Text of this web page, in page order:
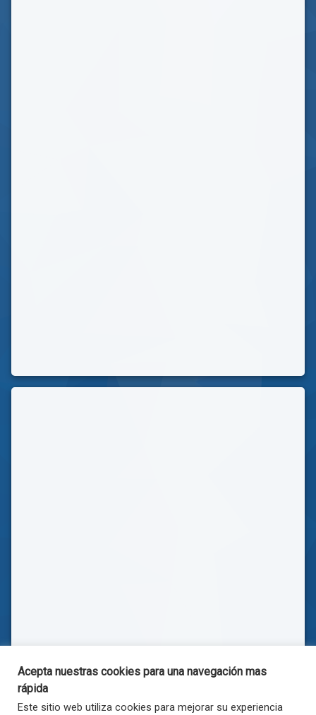
Acepta nuestras cookies para una navegación mas
rápida
Este sitio web utiliza cookies para mejorar su experiencia